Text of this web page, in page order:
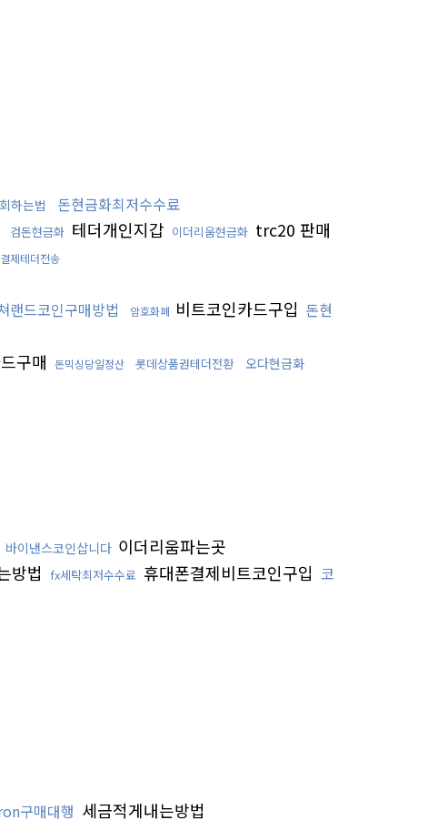
하는법
돈현금화최저수수료
검돈현금화 테더개인지갑 이더리움현금화 trc20 판매
제테더전송
랜드코인구매방법 암호화폐 비트코인카드구입 돈현
구매 돈믹싱당일정산 롯데상품권테더전환
오다현금화
바이낸스코인삽니다 이더리움파는곳
방법 fx세탁최저수수료 휴대폰결제비트코인구입 코
구매대행 세금적게내는방법